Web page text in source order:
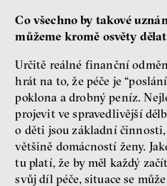
Co všechno by takové
můžeme kromě osvěty
Určitě reálné finanční
hrát na to, že péče je
poklona a drobný peníz.
projevit ve spravedlivější
o děti jsou základní
většině domácností ženy.
tu platí, že by měl každý
svůj díl péče, situace se